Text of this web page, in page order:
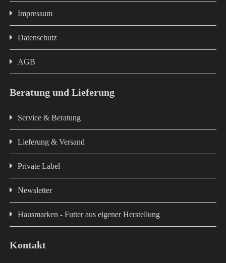
Impressum
Datenschutz
AGB
Beratung und Lieferung
Service & Beratung
Lieferung & Versand
Private Label
Newsletter
Hausmarken - Futter aus eigener Herstellung
Kontakt